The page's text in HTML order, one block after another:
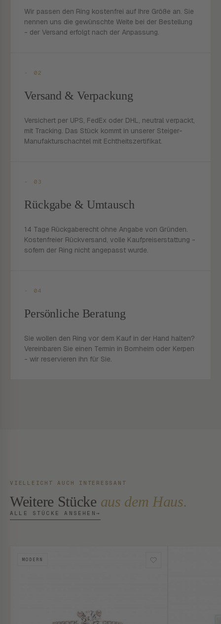
Wir passen den Ring kostenfrei auf Ihre Größe an. Sie
nennen uns die gewünschte Weite bei der Bestellung
- der Versand erfolgt nach der Anpassung.
- 02
Versand & Verpackung
Versichert per UPS, FedEx oder DHL, neutral verpackt,
mit Tracking. Das Stück kommt in unserer Steiger-
Manufakturschachtel mit Echtheitszertifikat.
- 03
Rückgabe & Umtausch
14 Tage Rückgaberecht ohne Angabe von Gründen.
Kostenfreier Rückversand, volle Kaufpreiserstattung -
sofern der Ring nicht angepasst wurde.
- 04
Persönliche Beratung
Sie wollen den Ring vor dem Kauf in der Hand halten?
Vereinbaren Sie einen Termin in Bornheim oder Kerpen
- wir reservieren ihn für Sie.
VIELLEICHT AUCH INTERESSANT
Weitere Stücke aus dem Haus.
ALLE STÜCKE ANSEHEN →
MODERN